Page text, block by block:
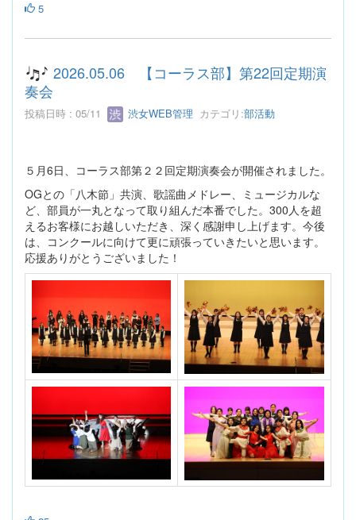
5
2026.05.06 【コーラス部】第22回定期演
奏会
投稿日時 : 05/11 渋女WEB管理 カテゴリ:部活動
５月6日、コーラス部第２２回定期演奏会が開催されました。
OGとの「八木節」共演、歌謡曲メドレー、ミュージカルな
ど、部員が一丸となって取り組んだ本番でした。300人を超
えるお客様にお越しいただき、深く感謝申し上げます。今後
は、コンクールに向けて更に頑張っていきたいと思います。
応援ありがとうございました！